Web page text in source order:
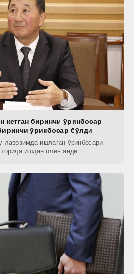
кетган биринчи ўринбосар
ўринбосар бўлди
лавозимда ишлаган ўринбосари
ишдан олинганди.